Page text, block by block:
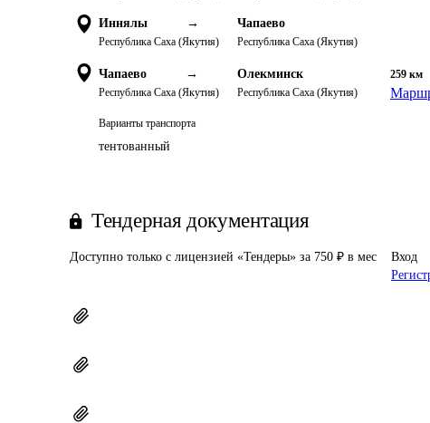
Иннялы →
Республика Саха (Якутия)
Чапаево
Республика Саха (Якутия)
Чапаево →
Республика Саха (Якутия)
Олекминск
Республика Саха (Якутия)
259 км
Варианты транспорта
тентованный
Тендерная документация
Доступно только с лицензией «Тендеры» за 750 ₽ в мес
Вход